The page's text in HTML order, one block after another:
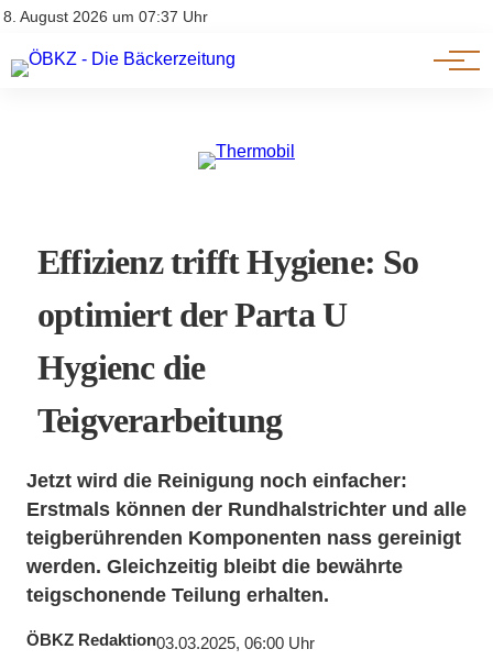
8. August 2026 um 07:37 Uhr
Impressum & Offenlegung
Am Wort
Genuss & Trends
Effizienz trifft Hygiene: So
optimiert der Parta U
Hygienc die
Teigverarbeitung
Jetzt wird die Reinigung noch einfacher:
Erstmals können der Rundhalstrichter und alle
teigberührenden Komponenten nass gereinigt
werden. Gleichzeitig bleibt die bewährte
teigschonende Teilung erhalten.
ÖBKZ Redaktion03.03.2025, 06:00 Uhr